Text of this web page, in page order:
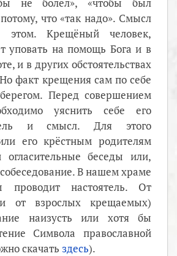
что «так надо». Смысл
Крещёный человек,
уповать на помощь Бога и в
и в других обстоятельствах
факт крещения сам по себе
Перед совершением
уяснить себе его
и смысл. Для этого
его крёстным родителям
беседы или,
В нашем храме
проводит настоятель. От
от взрослых крещаемых)
наизусть или хотя бы
Символа православной
скачать здесь).